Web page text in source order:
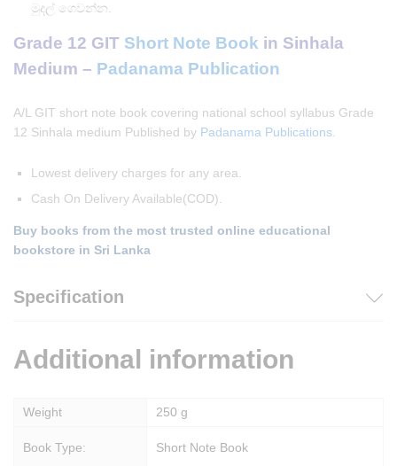
මුදල් ගෙවන්න.
Grade 12 GIT Short Note Book in Sinhala
Medium – Padanama Publication
A/L GIT short note book covering national school syllabus Grade
12 Sinhala medium Published by Padanama Publications.
Lowest delivery charges for any area.
Cash On Delivery Available(COD).
Buy books from the most trusted online educational
bookstore in Sri Lanka
Specification
Additional information
Weight 250 g
Book Type: Short Note Book